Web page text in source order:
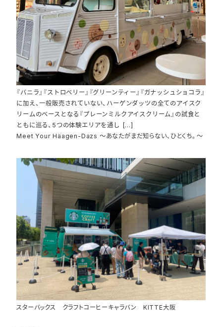
Meet Your Häagen-Dazs ～あなたがまだ知らない、ひとくち。～
『バニラ』『ストロベリー』『グリーンティー』『ガナッシュショコラ』
に加え、一般販売されていない、ハーゲンダッツの全てのアイスク
リームのベースとなる『プレーンミルクアイスクリーム』の試食と
ともに巡る、5つの体験エリアを通し […]
スターバックス クラフトコーヒーキャラバン KITTE大阪